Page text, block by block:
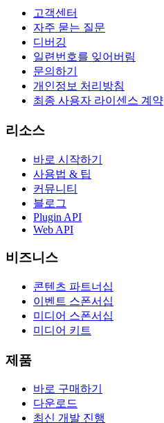
고객센터
자주 묻는 질문
디버깅
일련번호를 잊어버림
문의하기
개인정보 처리방침
최종 사용자 라이센스 계약
리소스
바로 시작하기
사용법 & 팁
커뮤니티
블로그
Plugin API
Web API
비즈니스
콘텐츠 파트너십
이벤트 스폰서십
미디어 스폰서십
미디어 키트
제품
바로 구매하기
다운로드
최신 개발 진행